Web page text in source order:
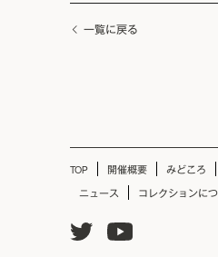
一覧に戻る
TOP 開催概要 みどころ
ニュース コレクションに